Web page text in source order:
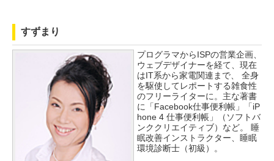
すずまり
プログラマからISPの営業企画、
ウェブデザイナーを経て、現在
はIT系から家電関連まで、 全身
を駆使してレポートする雑食性
のフリーライターに。主な著書
に「Facebook仕事便利帳」「iP
hone 4 仕事便利帳」（ソフトバ
ンククリエイティブ）など。 睡
眠改善インストラクター、睡眠
環境診断士（初級）。